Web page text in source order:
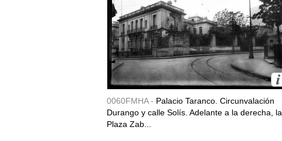
0060FMHA - Palacio Taranco. Circunvalación
Durango y calle Solís. Adelante a la derecha, la
Plaza Zab...